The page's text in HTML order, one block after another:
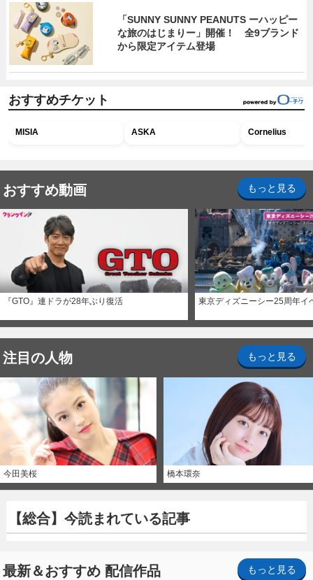
「SUNNY SUNNY PEANUTS ーハッピー
な旅のはじまりー」開催！ 全9ブランド
から限定アイテム登場
おすすめチケット
MISIA ASKA Cornelius
おすすめ動画 もっと見る
『GTO』連ドラが28年ぶり復活 東京ディズニーシー25周年イ
注目の人物 もっと見る
今田美桜 橋本環奈
【総合】今読まれている記事
最新＆おすすめ 配信作品 もっと見る